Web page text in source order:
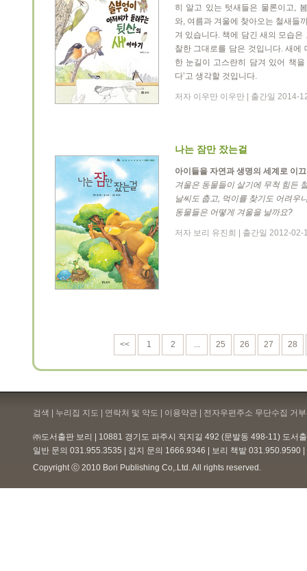
히 알고 있는 텃새들은 물론이고,
와, 여름과 겨울에 찾아오는 철새들
겨 있습니다. 책에 담긴 새의 모습
찰한 그대로를 담은 것입니다. 새에
한 눈길이 고스란히 담겨 있어 책
다’고 생각할 것입니다.
저자 이우만 이우만 | 출간일 2014-
나는 잠만 잤는걸
아이들을 자연과 생명의 세계로 이
겨울은 동물들이 살기에 무척 힘든
날씨도 춥고, 먹이를 찾기도 어려우
동물들은 어떻게 겨울을 날까요?
저자 보리 유진희 | 출간일 2012-02-
<< 1 2 ... 25 26 27 28
검색 | 누리집 지도 | 연락처 및 약도 | 이용약관 | 전자우편주소 무단수집 거
㈜도서출판 보리 | 10881 경기도 파주시 직지길 492 (문발동 498-11) 도서
일반 문의 031.955.3535 | 잡지 문의 1666.9346 | 보리 책밭 031.950.9590
Copyright ⓒ 2010 Bori Publishing Co,.Ltd. All rights reserved.